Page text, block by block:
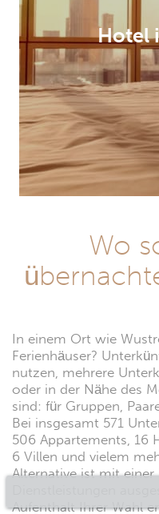
Hotel
Wo
In einem Ort wie
Ferienhäuser?
nutzen, mehrere
oder in der Nähe des
sind: für Gruppen,
Bei insgesamt 571
506 Appartements, 16
6 Villen und vielem
Alternative ist mit
Aufenthalt Ihrer Wahl